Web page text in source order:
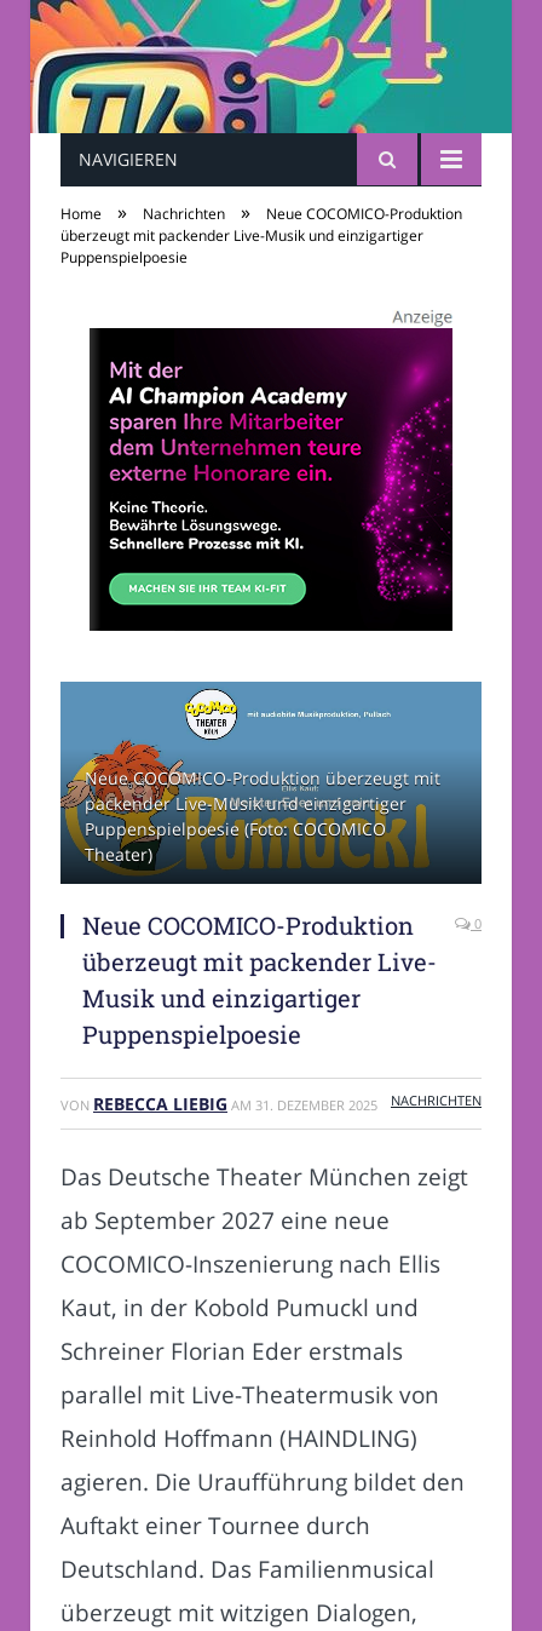
TV-Sendungen 24
NAVIGIEREN
Home » Nachrichten »
Neue COCOMICO-Produktion
überzeugt mit packender Live-Musik und einzigartiger
Puppenspielpoesie
Neue COCOMICO-Produktion überzeugt mit
packender Live-Musik und einzigartiger
Puppenspielpoesie (Foto: COCOMICO
Theater)
Neue COCOMICO-Produktion
überzeugt mit packender Live-
Musik und einzigartiger
Puppenspielpoesie
0
VON REBECCA LIEBIG AM 31. DEZEMBER 2025 NACHRICHTEN
Das Deutsche Theater München zeigt
ab September 2027 eine neue
COCOMICO-Inszenierung nach Ellis
Kaut, in der Kobold Pumuckl und
Schreiner Florian Eder erstmals
parallel mit Live-Theatermusik von
Reinhold Hoffmann (HAINDLING)
agieren. Die Uraufführung bildet den
Auftakt einer Tournee durch
Deutschland. Das Familienmusical
überzeugt mit witzigen Dialogen,